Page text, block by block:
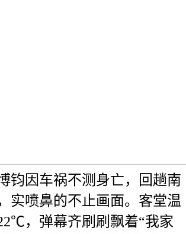
钧因车祸不测身亡，回趟南
实喷鼻的不止画面。客堂温
，弹幕齐刷刷飘着“我家